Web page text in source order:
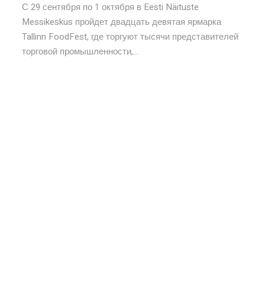
С 29 сентября по 1 октября в Eesti Näituste
Messikeskus пройдет двадцать девятая ярмарка
Tallinn FoodFest, где торгуют тысячи представителей
торговой промышленности,...